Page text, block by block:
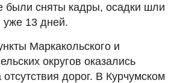
были сняты кадры, осадки шли
уже 13 дней.
Маркакольского и
округов оказались
дорог. В Курчумском